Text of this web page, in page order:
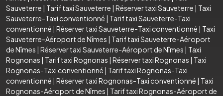
Sauveterre | Tarif taxi Sauveterre | Réserver taxi Sauveterre | Taxi
Sauveterre-Taxi conventionné | Tarif taxi Sauveterre-Taxi
conventionné | Réserver taxi Sauveterre-Taxi conventionné | Taxi
Sauveterre-Aéroport de Nîmes | Tarif taxi Sauveterre-Aéroport
de Nîmes | Réserver taxi Sauveterre-Aéroport de Nîmes | Taxi
Rognonas | Tarif taxi Rognonas | Réserver taxi Rognonas | Taxi
Rognonas-Taxi conventionné | Tarif taxi Rognonas-Taxi
conventionné | Réserver taxi Rognonas-Taxi conventionné | Taxi
Rognonas-Aéroport de Nîmes | Tarif taxi Rognonas-Aéroport de